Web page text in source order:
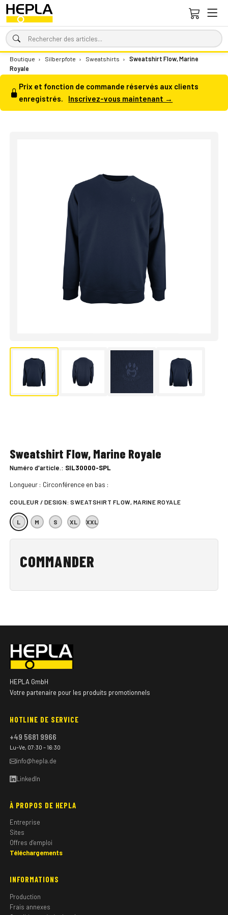
Boutique › Silberpfote › Sweatshirts ›
Sweatshirt Flow, Marine
Royale
Prix et fonction de commande réservés aux clients
enregistrés.
Inscrivez-vous maintenant →
Sweatshirt Flow, Marine Royale
Numéro d'article.: SIL30000-SPL
Longueur : Circonférence en bas :
COULEUR / DESIGN:SWEATSHIRT FLOW, MARINE ROYALE
L M S XL XXL
COMMANDER
HEPLA GmbH
Votre partenaire pour les produits promotionnels
HOTLINE DE SERVICE
+49 5681 9966
Lu–Ve, 07:30 – 16:30
info@hepla.de
LinkedIn
À PROPOS DE HEPLA
Entreprise
Sites
Offres d’emploi
Téléchargements
INFORMATIONS
Production
Frais annexes